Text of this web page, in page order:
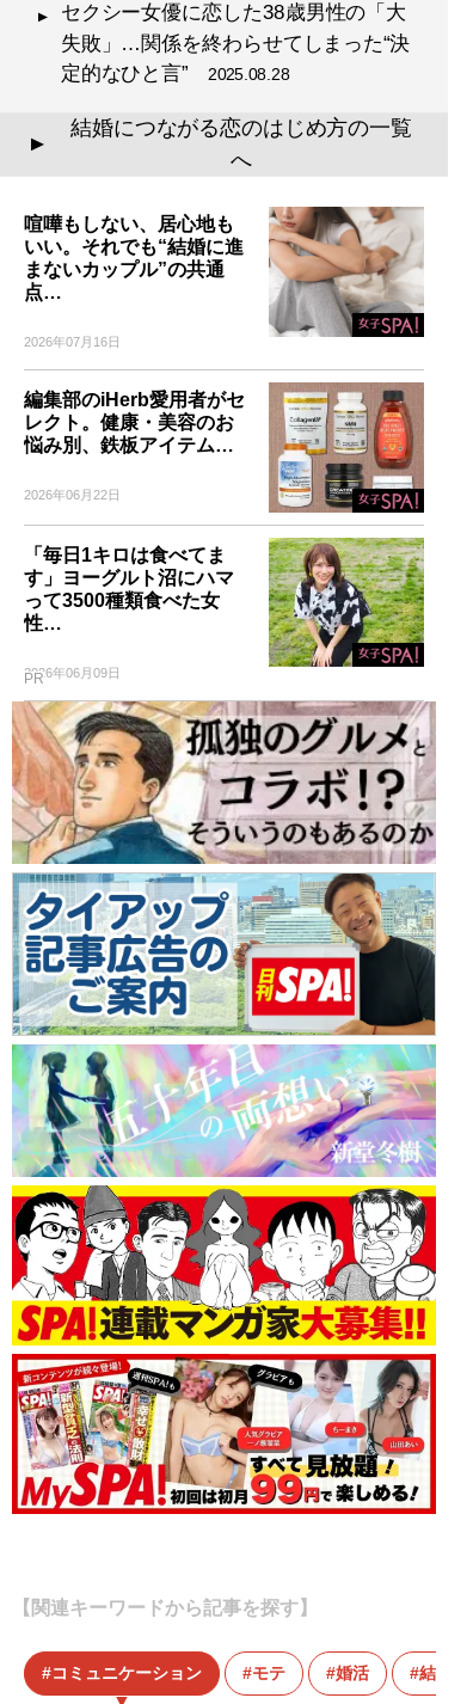
セクシー女優に恋した38歳男性の「大
失敗」…関係を終わらせてしまった“決
定的なひと言”2025.08.28
▲
結婚につながる恋のはじめ方の一覧
へ
喧嘩もしない、居心地も
いい。それでも“結婚に進
まないカップル”の共通
点…
2026年07月16日
編集部のiHerb愛用者がセ
レクト。健康・美容のお
悩み別、鉄板アイテム…
2026年06月22日
「毎日1キロは食べてま
す」ヨーグルト沼にハマ
って3500種類食べた女
性…
2026年06月09日
PR
【関連キーワードから記事を探す】
コミュニケーション モテ 婚活 結婚